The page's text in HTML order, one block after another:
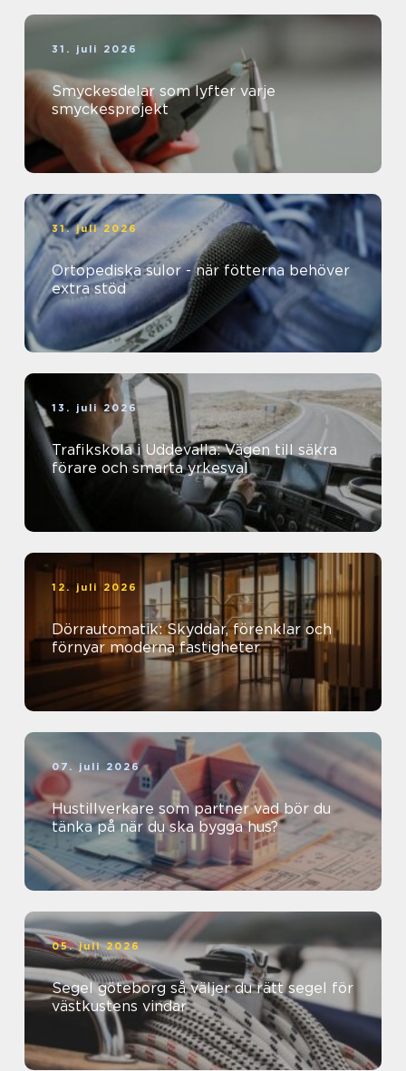
31. juli 2026
Smyckesdelar som lyfter varje
smyckesprojekt
31. juli 2026
Ortopediska sulor - när fötterna behöver
extra stöd
13. juli 2026
Trafikskola i Uddevalla: Vägen till säkra
förare och smarta yrkesval
12. juli 2026
Dörrautomatik: Skyddar, förenklar och
förnyar moderna fastigheter
07. juli 2026
Hustillverkare som partner vad bör du
tänka på när du ska bygga hus?
05. juli 2026
Segel göteborg så väljer du rätt segel för
västkustens vindar